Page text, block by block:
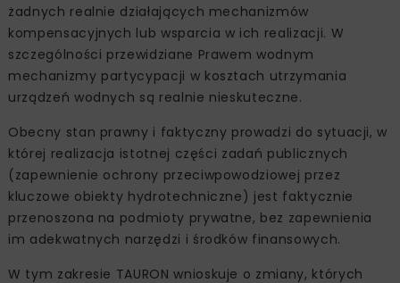
żadnych realnie działających mechanizmów
kompensacyjnych lub wsparcia w ich realizacji. W
szczególności przewidziane Prawem wodnym
mechanizmy partycypacji w kosztach utrzymania
urządzeń wodnych są realnie nieskuteczne.
Obecny stan prawny i faktyczny prowadzi do sytuacji, w
której realizacja istotnej części zadań publicznych
(zapewnienie ochrony przeciwpowodziowej przez
kluczowe obiekty hydrotechniczne) jest faktycznie
przenoszona na podmioty prywatne, bez zapewnienia
im adekwatnych narzędzi i środków finansowych.
W tym zakresie TAURON wnioskuje o zmiany, których